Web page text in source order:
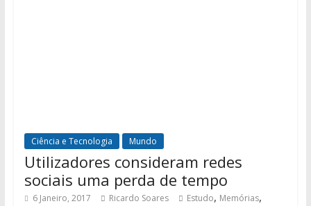
Ciência e Tecnologia Mundo
Utilizadores consideram redes
sociais uma perda de tempo
6 Janeiro, 2017 Ricardo Soares Estudo, Memórias,